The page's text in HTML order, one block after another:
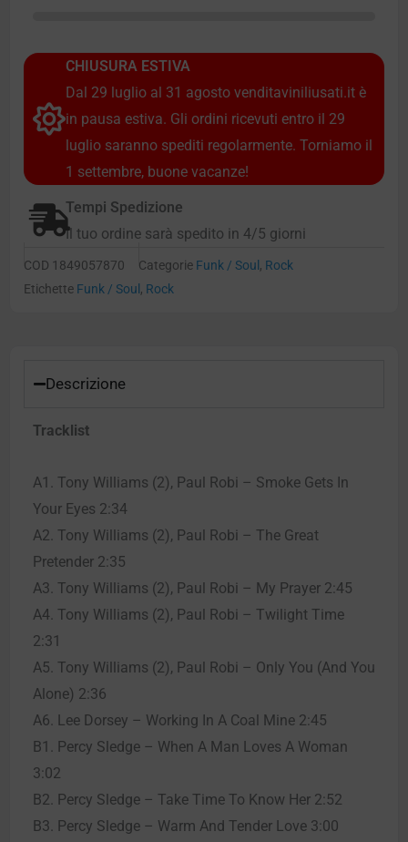
CHIUSURA ESTIVA
Dal 29 luglio al 31 agosto venditaviniliusati.it è
in pausa estiva. Gli ordini ricevuti entro il 29
luglio saranno spediti regolarmente. Torniamo il
1 settembre, buone vacanze!
Tempi Spedizione
Il tuo ordine sarà spedito in 4/5 giorni
COD 1849057870 Categorie Funk / Soul , Rock
Etichette Funk / Soul , Rock
Descrizione
Tracklist
A1. Tony Williams (2), Paul Robi – Smoke Gets In
Your Eyes 2:34
A2. Tony Williams (2), Paul Robi – The Great
Pretender 2:35
A3. Tony Williams (2), Paul Robi – My Prayer 2:45
A4. Tony Williams (2), Paul Robi – Twilight Time
2:31
A5. Tony Williams (2), Paul Robi – Only You (And You
Alone) 2:36
A6. Lee Dorsey – Working In A Coal Mine 2:45
B1. Percy Sledge – When A Man Loves A Woman
3:02
B2. Percy Sledge – Take Time To Know Her 2:52
B3. Percy Sledge – Warm And Tender Love 3:00